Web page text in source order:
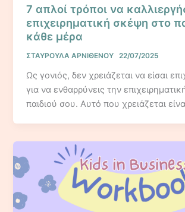
7 απλοί τρόποι να
επιχειρηματική σκέψη στο
κάθε μέρα
ΣΤΑΥΡΟΥΛΑ ΑΡΝΙΘΕΝΟΥ 22/07/2025
Ως γονιός, δεν χρειάζεται να είσαι
για να ενθαρρύνεις την
παιδιού σου. Αυτό που χρειάζεται